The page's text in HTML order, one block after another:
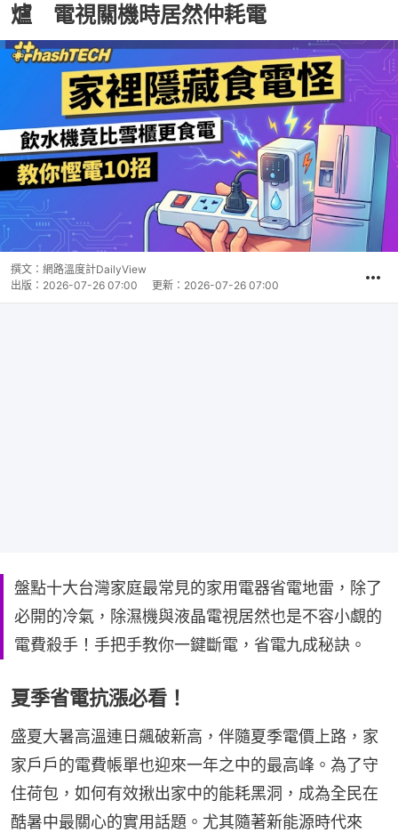
爐 電視關機時居然仲耗電
撰文： 網路溫度計DailyView
出版： 2026-07-26 07:00 更新： 2026-07-26 07:00
盤點十大台灣家庭最常見的家用電器省電地雷，除了
必開的冷氣，除濕機與液晶電視居然也是不容小覷的
電費殺手！手把手教你一鍵斷電，省電九成秘訣。
夏季省電抗漲必看！
盛夏大暑高溫連日飆破新高，伴隨夏季電價上路，家
家戶戶的電費帳單也迎來一年之中的最高峰。為了守
住荷包，如何有效揪出家中的能耗黑洞，成為全民在
酷暑中最關心的實用話題。尤其隨著新能源時代來